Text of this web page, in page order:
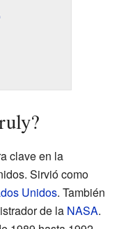
clave en la
Sirvió como
Unidos. También
de la NASA.